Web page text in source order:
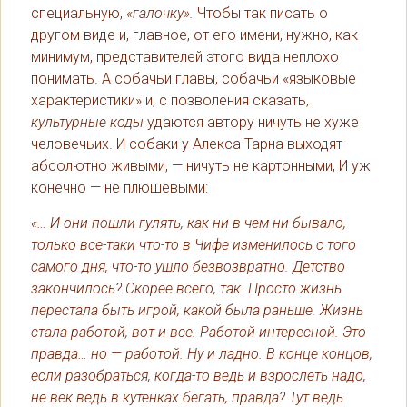
специальную, «галочку». Чтобы так писать о
другом виде и, главное, от его имени, нужно, как
минимум, представителей этого вида неплохо
понимать. А собачьи главы, собачьи «языковые
характеристики» и, с позволения сказать,
культурные коды удаются автору ничуть не хуже
человечьих. И собаки у Алекса Тарна выходят
абсолютно живыми, — ничуть не картонными, И уж
конечно — не плюшевыми:
«… И они пошли гулять, как ни в чем ни бывало,
только все-таки что-то в Чифе изменилось с того
самого дня, что-то ушло безвозвратно. Детство
закончилось? Скорее всего, так. Просто жизнь
перестала быть игрой, какой была раньше. Жизнь
стала работой, вот и все. Работой интересной. Это
правда… но — работой. Ну и ладно. В конце концов,
если разобраться, когда-то ведь и взрослеть надо,
не век ведь в кутенках бегать, правда? Тут ведь